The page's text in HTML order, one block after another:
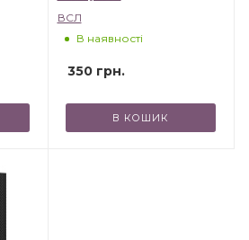
ВСЛ
В наявності
350грн.
В КОШИК